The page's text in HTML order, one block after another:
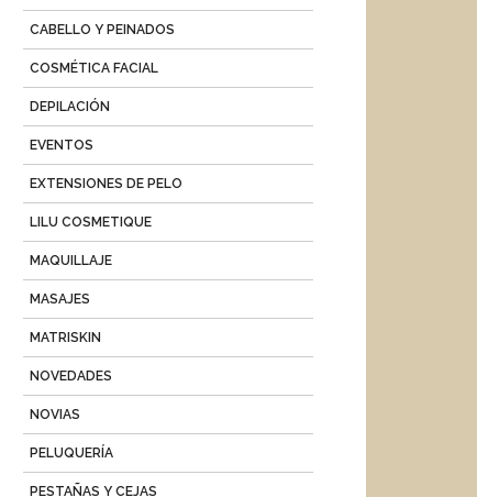
CABELLO Y PEINADOS
COSMÉTICA FACIAL
DEPILACIÓN
EVENTOS
EXTENSIONES DE PELO
LILU COSMETIQUE
MAQUILLAJE
MASAJES
MATRISKIN
NOVEDADES
NOVIAS
PELUQUERÍA
PESTAÑAS Y CEJAS